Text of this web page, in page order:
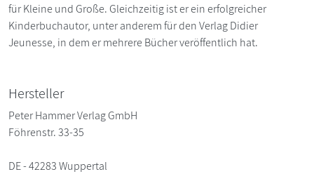
für Kleine und Große. Gleichzeitig ist er ein erfolgreicher
Kinderbuchautor, unter anderem für den Verlag Didier
Jeunesse, in dem er mehrere Bücher veröffentlich hat.
Hersteller
Peter Hammer Verlag GmbH
Föhrenstr. 33-35
DE - 42283 Wuppertal